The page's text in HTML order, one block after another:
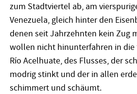
zum Stadtviertel ab, am
Venezuela, gleich hinter den
denen seit Jahrzehnten kein Zug
wollen nicht hinunterfahren in die
Río Acelhuate, des Flusses, der
modrig stinkt und der in allen
schimmert und schäumt.